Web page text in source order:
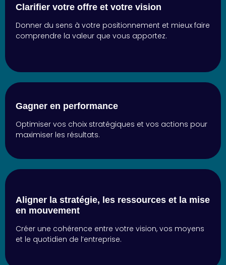
Clarifier votre offre et votre vision
Donner du sens à votre positionnement et mieux faire
comprendre la valeur que vous apportez.
Gagner en performance
Optimiser vos choix stratégiques et vos actions pour
maximiser les résultats.
Aligner la stratégie, les ressources et la mise
en mouvement
Créer une cohérence entre votre vision, vos moyens
et le quotidien de l’entreprise.